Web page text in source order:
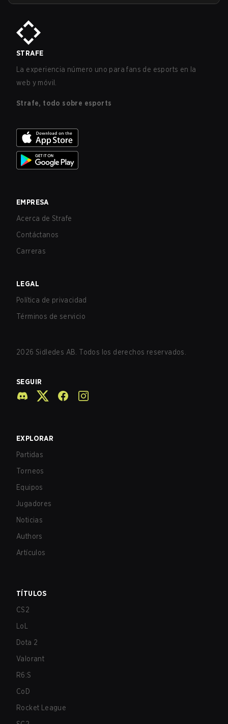
STRAFE
La experiencia número uno para fans de esports en la
web y móvil.
Strafe, todo sobre esports
EMPRESA
Acerca de Strafe
Contáctanos
Carreras
LEGAL
Política de privacidad
Términos de servicio
2026 Sidledes AB. Todos los derechos reservados.
SEGUIR
EXPLORAR
Partidas
Torneos
Equipos
Jugadores
Noticias
Authors
Artículos
TÍTULOS
CS2
LoL
Dota 2
Valorant
R6:S
CoD
Rocket League